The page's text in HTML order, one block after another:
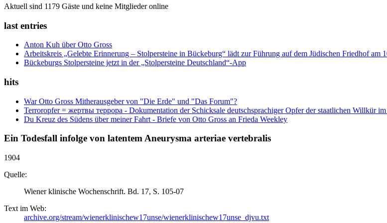
Aktuell sind 1179 Gäste und keine Mitglieder online
last entries
Anton Kuh über Otto Gross
Arbeitskreis „Gelebte Erinnerung – Stolpersteine in Bückeburg“ lädt zur Führung auf dem Jüdischen Friedhof am
Bückeburgs Stolpersteine jetzt in der „Stolpersteine Deutschland“-App
hits
War Otto Gross Mitherausgeber von "Die Erde" und "Das Forum"?
Terroropfer = жертвы террора - Dokumentation der Schicksale deutschsprachiger Opfer der staatlichen Willkür
Du Kreuz des Südens über meiner Fahrt - Briefe von Otto Gross an Frieda Weekley
Ein Todesfall infolge von latentem Aneurysma arteriae vertebralis
1904
Quelle:
Wiener klinische Wochenschrift. Bd. 17, S. 105-07
Text im Web:
archive.org/stream/wienerklinischew17unse/wienerklinischew17unse_djvu.txt